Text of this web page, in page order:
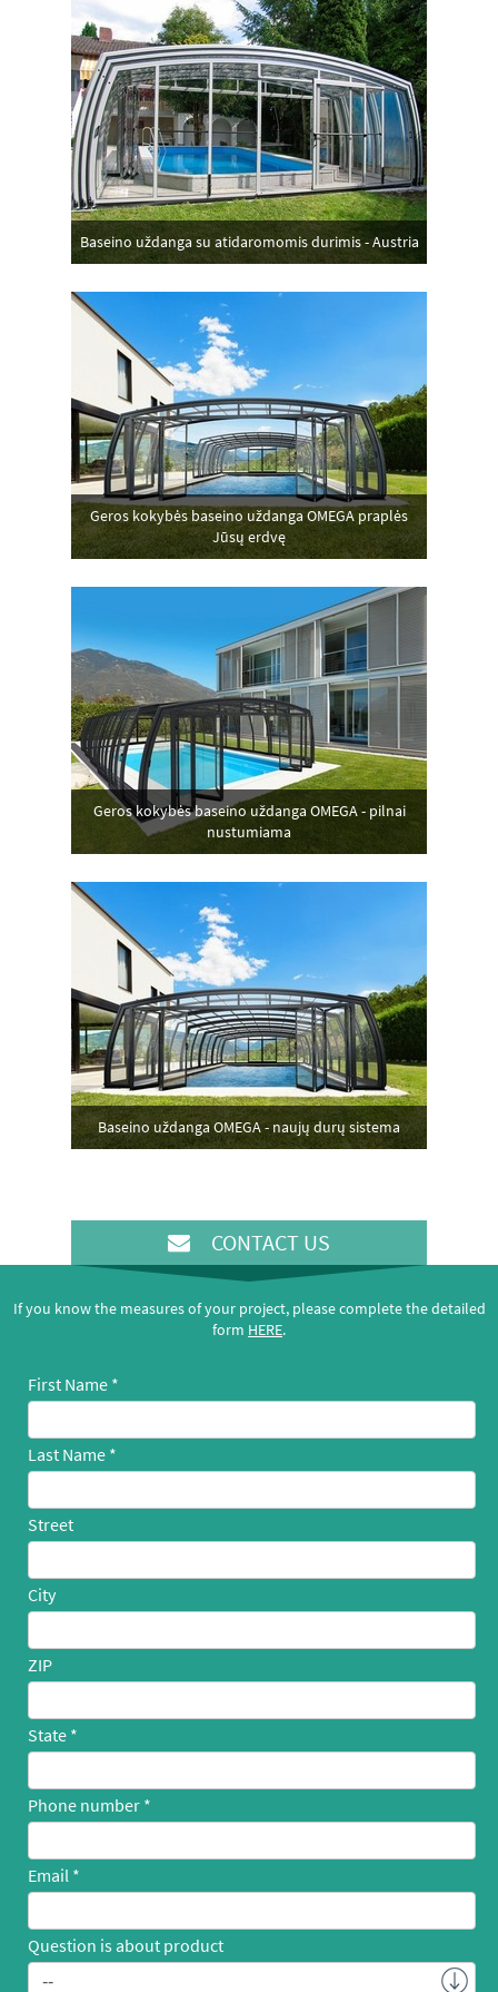
Baseino uždanga su atidaromomis durimis - Austria
Geros kokybės baseino uždanga OMEGA praplės
Jūsų erdvę
Geros kokybės baseino uždanga OMEGA - pilnai
nustumiama
Baseino uždanga OMEGA - naujų durų sistema
CONTACT US
If you know the measures of your project, please complete the detailed
form HERE.
First Name
Last Name
Street
City
ZIP
State
Phone number
Email
Question is about product